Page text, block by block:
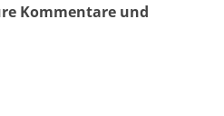
Kommentare und